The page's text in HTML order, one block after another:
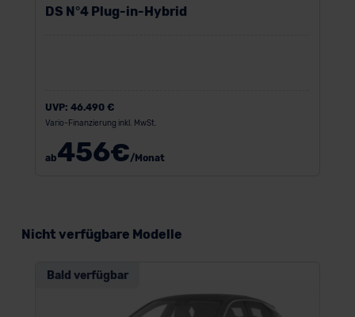
DS N°4 Plug-in-Hybrid
UVP: 46.490 €
Vario-Finanzierung inkl. MwSt.
ab456€/Monat
Nicht verfügbare Modelle
Bald verfügbar